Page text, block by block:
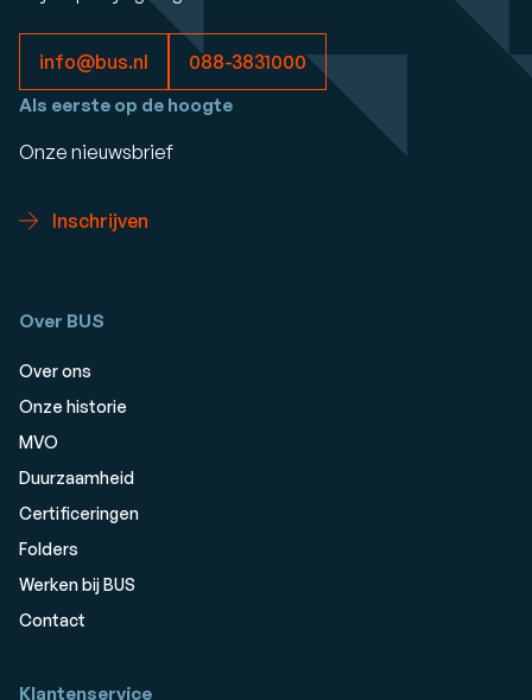
info@bus.nl 088-3831000
Als eerste op de hoogte
Onze nieuwsbrief
Inschrijven
Over BUS
Over ons
Onze historie
MVO
Duurzaamheid
Certificeringen
Folders
Werken bij BUS
Contact
Klantenservice